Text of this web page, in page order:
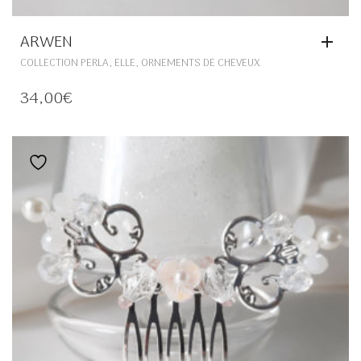
ARWEN
COLLECTION PERLA, ELLE, ORNEMENTS DE CHEVEUX
34,00€
Ajouter à la liste de souhaits